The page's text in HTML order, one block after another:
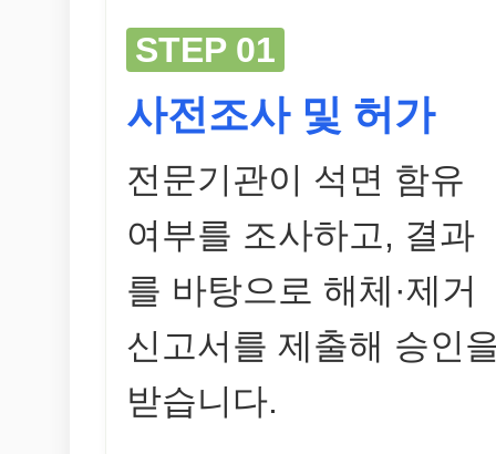
STEP 01
사전조사 및 허가
전문기관이 석면 함유
여부를 조사하고, 결과
를 바탕으로 해체·제거
신고서를 제출해 승인
받습니다.